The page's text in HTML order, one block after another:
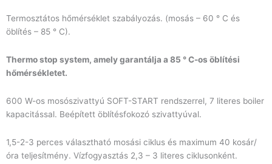
Termosztátos hőmérséklet szabályozás. (mosás – 60 ° C és
öblítés – 85 ° C).
Thermo stop system, amely garantálja a 85 ° C-os öblítési
hőmérsékletet.
600 W-os mosószivattyú SOFT-START rendszerrel, 7 literes boiler
kapacitással. Beépített öblítésfokozó szivattyúval.
1,5-2-3 perces választható mosási ciklus és maximum 40 kosár/
óra teljesítmény. Vízfogyasztás 2,3 – 3 literes ciklusonként.